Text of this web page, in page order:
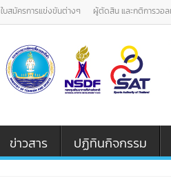
ใบสมัครการแข่งขันต่างๆ ผู้ตัดสิน และกติการวอ
ข่าวสาร ปฏิทินกิจกรรม